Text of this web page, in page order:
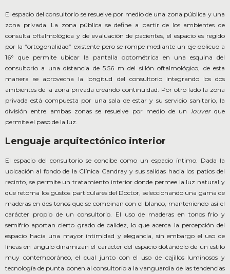
El espacio del consultorio se resuelve por medio de una zona pública y una
zona privada. La zona pública se define a partir de los ambientes de
consulta oftalmológica y de evaluación de pacientes, el espacio es regido
por la “ortogonalidad” existente pero se rompe mediante un eje oblicuo a
16° que permite ubicar la pantalla optométrica en una esquina del
consultorio a una distancia de 5.56 m del sillón oftalmológico, de esta
manera se aprovecha la longitud del consultorio integrando los dos
ambientes de la zona privada creando continuidad. Por otro lado la zona
privada está compuesta por una sala de estar y su servicio sanitario, la
división entre ambas zonas se resuelve por medio de un louverque
permite el paso de la luz.
Lenguaje arquitectónico interior
El espacio del consultorio se concibe como un espacio íntimo. Dada la
ubicación al fondo de la Clínica Candray y sus salidas hacia los patios del
recinto, se permite un tratamiento interior donde permee la luz natural y
que retoma los gustos particulares del Doctor, seleccionando una gama de
maderas en dos tonos que se combinan con el blanco, manteniendo así el
carácter propio de un consultorio. El uso de maderas en tonos frío y
semifrío aportan cierto grado de calidez, lo que acerca la percepción del
espacio hacia una mayor intimidad y elegancia, sin embargo el uso de
líneas en ángulo dinamizan el carácter del espacio dotándolo de un estilo
muy contemporáneo, el cual junto con el uso de cajillos luminosos y
tecnología de punta ponen al consultorio a la vanguardia de las tendencias